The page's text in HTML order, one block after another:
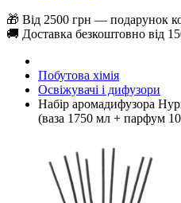
🎁 Від 2500 грн — подарунок
🚚 Доставка безкоштовно від
Побутова хімія
Освіжувачі і дифузори
Набір аромадифузора
(ваза 1750 мл + парфум